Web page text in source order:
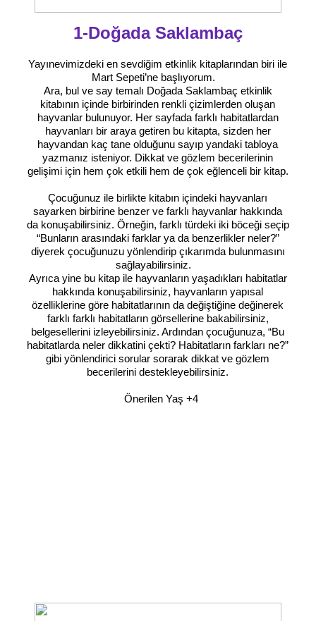
1-Doğada Saklambaç
Yayınevimizdeki en sevdiğim etkinlik kitaplarından biri ile
Mart Sepeti’ne başlıyorum.
Ara, bul ve say temalı Doğada Saklambaç etkinlik
kitabının içinde birbirinden renkli çizimlerden oluşan
hayvanlar bulunuyor. Her sayfada farklı habitatlardan
hayvanları bir araya getiren bu kitapta, sizden her
hayvandan kaç tane olduğunu sayıp yandaki tabloya
yazmanız isteniyor. Dikkat ve gözlem becerilerinin
gelişimi için hem çok etkili hem de çok eğlenceli bir kitap.
Çocuğunuz ile birlikte kitabın içindeki hayvanları
sayarken birbirine benzer ve farklı hayvanlar hakkında
da konuşabilirsiniz. Örneğin, farklı türdeki iki böceği seçip
“Bunların arasındaki farklar ya da benzerlikler neler?”
diyerek çocuğunuzu yönlendirip çıkarımda bulunmasını
sağlayabilirsiniz.
Ayrıca yine bu kitap ile hayvanların yaşadıkları habitatlar
hakkında konuşabilirsiniz, hayvanların yapısal
özelliklerine göre habitatlarının da değiştiğine değinerek
farklı farklı habitatların görsellerine bakabilirsiniz,
belgesellerini izleyebilirsiniz. Ardından çocuğunuza, “Bu
habitatlarda neler dikkatini çekti? Habitatların farkları ne?”
gibi yönlendirici sorular sorarak dikkat ve gözlem
becerilerini destekleyebilirsiniz.
Önerilen Yaş +4